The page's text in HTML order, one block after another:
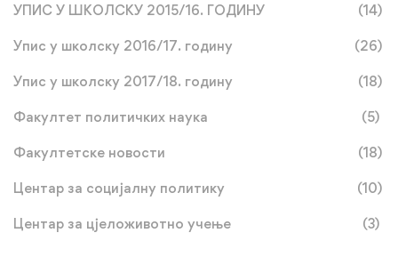
УПИС У ШКОЛСКУ 2015/16. ГОДИНУ (14)
Упис у школску 2016/17. годину (26)
Упис у школску 2017/18. годину (18)
Факултет политичких наука (5)
Факултетске новости (18)
Центар за социјалну политику (10)
Центар за цјеложивотно учење (3)